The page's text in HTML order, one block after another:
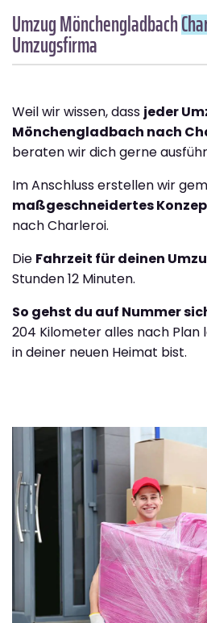
Umzug Mönchengladbach
Umzugsfirma
Weil wir wissen, dass jeder
Mönchengladbach nach
beraten wir dich gerne
Im Anschluss erstellen wir
maßgeschneidertes
nach Charleroi.
Die Fahrzeit für deinen
Stunden 12 Minuten.
So gehst du auf Nummer
204 Kilometer alles nach Plan
in deiner neuen Heimat bist.